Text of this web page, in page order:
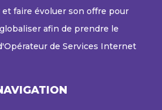
et faire évoluer son offre pour
afin de prendre le
de Services Internet